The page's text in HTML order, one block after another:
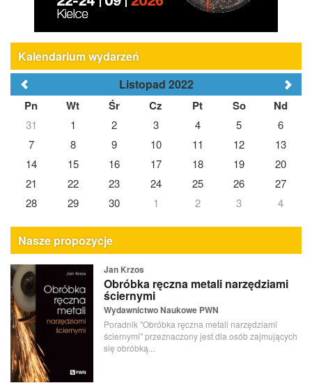
Kalendarium wydarzeń
Listopad 2022
Pn Wt Śr Cz Pt So Nd
31 1 2 3 4 5
6
7
8 9 10 11 12
13
14
15 16 17 18 19
20
21
22 23 24 25 26
27
28
29 30 1 2 3 4
Nasze propozycje
Jan Krzos
Obróbka ręczna metali narzędziami
ściernymi
Wydawnictwo Naukowe PWN
Poradnik "Obróbka ręczna metali narzędziami
ściernymi" przeznaczony jest dla osób zajmujących
się obróbką...